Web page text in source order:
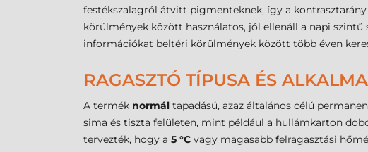
festékszalagról átvitt pigmenteknek, így a
körülmények között használatos, jól ellenáll a napi
információkat beltéri körülmények között több éven
RAGASZTÓ TÍPUSA ÉS
A termék normál tapadású, azaz általános célú
sima és tiszta felületen, mint például a hullámkarton
tervezték, hogy a 5 °C vagy magasabb felragasztási